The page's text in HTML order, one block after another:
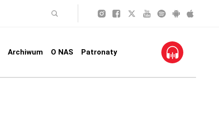
Archiwum O NAS Patronaty